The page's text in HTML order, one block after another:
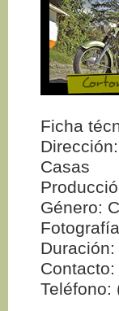
Ficha
Casas
Género:
Teléfono: